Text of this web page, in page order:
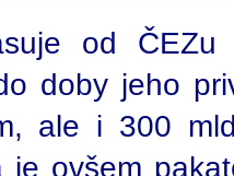
od ČEZu
doby jeho
ale i 300
je ovšem